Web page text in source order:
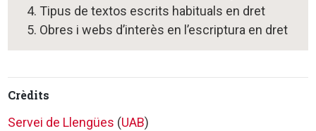
4. Tipus de textos escrits habituals en dret
5. Obres i webs d’interès en l’escriptura en dret
Crèdits
Servei de Llengües (UAB)